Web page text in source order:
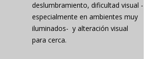
deslumbramiento, dificultad visual -
especialmente en ambientes muy
iluminados- y alteración visual
para cerca.